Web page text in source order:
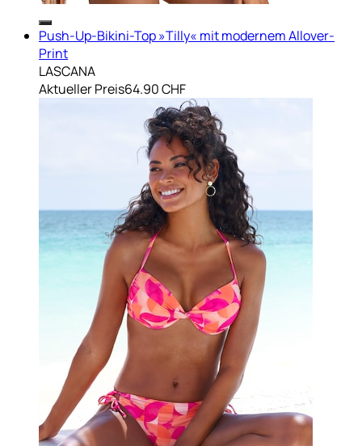
Push-Up-Bikini-Top »Tilly« mit modernem Allover-
Print
LASCANA
Aktueller Preis64.90 CHF